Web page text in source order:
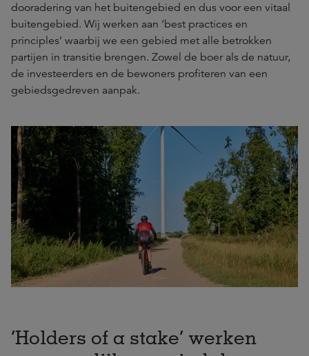
dooradering van het buitengebied en dus voor een vitaal
buitengebied. Wij werken aan ‘best practices en
principles’ waarbij we een gebied met alle betrokken
partijen in transitie brengen. Zowel de boer als de natuur,
de investeerders en de bewoners profiteren van een
gebiedsgedreven aanpak.
’Holders of a stake’ werken